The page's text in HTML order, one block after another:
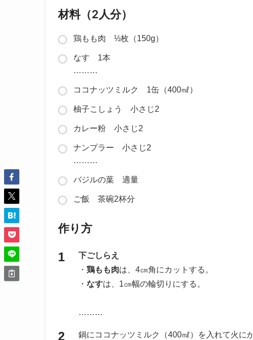
材料（2人分）
鶏もも肉 ½枚（150g）
なす 1本
………
ココナッツミルク 1缶（400㎖）
柚子こしょう 小さじ2
カレー粉 小さじ2
ナンプラー 小さじ2
………
バジルの葉 適量
ご飯 茶碗2杯分
作り方
下ごしらえ
・ 鶏もも肉は、4㎝角にカットする。
・ なすは、1㎝幅の輪切りにする。
………
鍋にココナッツミルク（400㎖）を入れて火に